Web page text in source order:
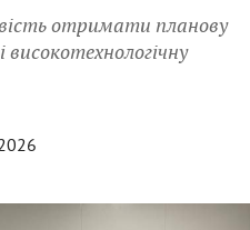
отримати планову
високотехнологічну